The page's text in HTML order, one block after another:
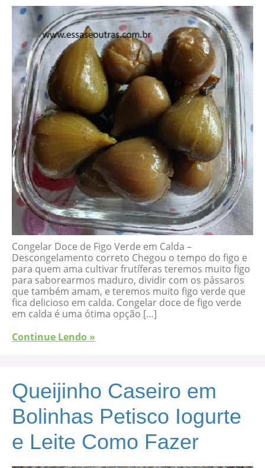
Congelar Doce de Figo Verde em Calda –
Descongelamento correto Chegou o tempo do figo e
para quem ama cultivar frutíferas teremos muito figo
para saborearmos maduro, dividir com os pássaros
que também amam, e teremos muito figo verde que
fica delicioso em calda. Congelar doce de figo verde
em calda é uma ótima opção […]
Continue Lendo »
Queijinho Caseiro em
Bolinhas Petisco Iogurte
e Leite Como Fazer